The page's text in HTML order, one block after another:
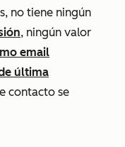
no tiene ningún
, ningún valor
email
última
contacto se